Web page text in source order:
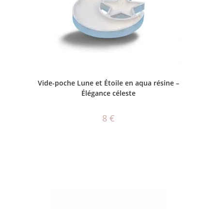
CHOIX DES OPTIONS
Vide-poche Lune et Étoile en aqua résine –
Élégance céleste
8 €